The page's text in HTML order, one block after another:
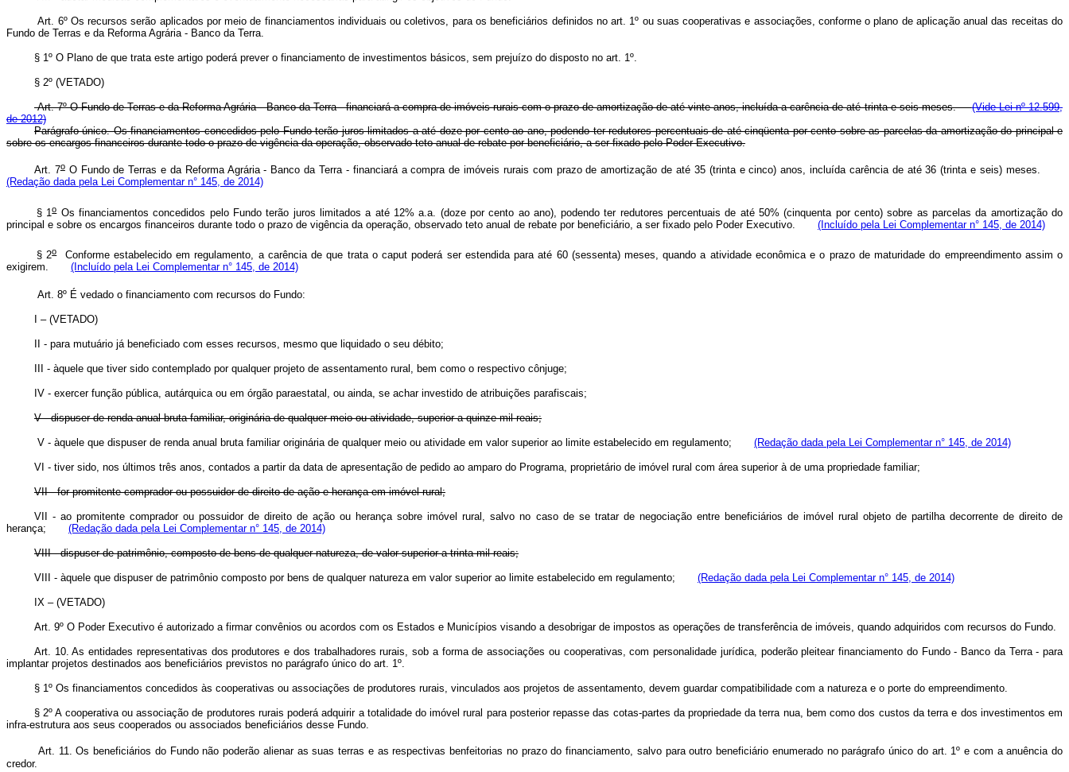
Art. 6º Os recursos serão aplicados por meio de financiamentos individuais ou coletivos, para os beneficiários definidos no art. 1º ou suas cooperativas e associações, conforme o plano de aplicação anual das receitas do
Fundo de Terras e da Reforma Agrária - Banco da Terra.
§ 1º O Plano de que trata este artigo poderá prever o financiamento de investimentos básicos, sem prejuízo do disposto no art. 1º.
§ 2º (VETADO)
Art. 7º O Fundo de Terras e da Reforma Agrária - Banco da Terra - financiará a compra de imóveis rurais com o prazo de amortização de até vinte anos, incluída a carência de até trinta e seis meses.(Vide Lei nº 12.599,
de 2012)
Parágrafo único. Os financiamentos concedidos pelo Fundo terão juros limitados a até doze por cento ao ano, podendo ter redutores percentuais de até cinqüenta por cento sobre as parcelas da amortização do principal e
sobre os encargos financeiros durante todo o prazo de vigência da operação, observado teto anual de rebate por beneficiário, a ser fixado pelo Poder Executivo.
Art. 7oO Fundo de Terras e da Reforma Agrária - Banco da Terra - financiará a compra de imóveis rurais com prazo de amortização de até 35 (trinta e cinco) anos, incluída carência de até 36 (trinta e seis) meses.
(Redação dada pela Lei Complementar n° 145, de 2014)
§ 1oOs financiamentos concedidos pelo Fundo terão juros limitados a até 12% a.a. (doze por cento ao ano), podendo ter redutores percentuais de até 50% (cinquenta por cento) sobre as parcelas da amortização do
principal e sobre os encargos financeiros durante todo o prazo de vigência da operação, observado teto anual de rebate por beneficiário, a ser fixado pelo Poder Executivo.
(Incluído pela Lei Complementar n° 145, de 2014)
§ 2oConforme estabelecido em regulamento, a carência de que trata ocaputpoderá ser estendida para até 60 (sessenta) meses, quando a atividade econômica e o prazo de maturidade do empreendimento assim o
exigirem.
(Incluído pela Lei Complementar n° 145, de 2014)
Art. 8º É vedado o financiamento com recursos do Fundo:
I – (VETADO)
II - para mutuário já beneficiado com esses recursos, mesmo que liquidado o seu débito;
III - àquele que tiver sido contemplado por qualquer projeto de assentamento rural, bem como o respectivo cônjuge;
IV - exercer função pública, autárquica ou em órgão paraestatal, ou ainda, se achar investido de atribuições parafiscais;
V - dispuser de renda anual bruta familiar, originária de qualquer meio ou atividade, superior a quinze mil reais;
V - àquele que dispuser de renda anual bruta familiar originária de qualquer meio ou atividade em valor superior ao limite estabelecido em regulamento; (Redação dada pela Lei Complementar n° 145, de 2014)
VI - tiver sido, nos últimos três anos, contados a partir da data de apresentação de pedido ao amparo do Programa, proprietário de imóvel rural com área superior à de uma propriedade familiar;
VII - for promitente comprador ou possuidor de direito de ação e herança em imóvel rural;
VII - ao promitente comprador ou possuidor de direito de ação ou herança sobre imóvel rural, salvo no caso de se tratar de negociação entre beneficiários de imóvel rural objeto de partilha decorrente de direito de
herança;
(Redação dada pela Lei Complementar n° 145, de 2014)
VIII - dispuser de patrimônio, composto de bens de qualquer natureza, de valor superior a trinta mil reais;
VIII - àquele que dispuser de patrimônio composto por bens de qualquer natureza em valor superior ao limite estabelecido em regulamento; (Redação dada pela Lei Complementar n° 145, de 2014)
IX – (VETADO)
Art. 9º O Poder Executivo é autorizado a firmar convênios ou acordos com os Estados e Municípios visando a desobrigar de impostos as operações de transferência de imóveis, quando adquiridos com recursos do Fundo.
Art. 10. As entidades representativas dos produtores e dos trabalhadores rurais, sob a forma de associações ou cooperativas, com personalidade jurídica, poderão pleitear financiamento do Fundo - Banco da Terra - para
implantar projetos destinados aos beneficiários previstos no parágrafo único do art. 1º.
§ 1º Os financiamentos concedidos às cooperativas ou associações de produtores rurais, vinculados aos projetos de assentamento, devem guardar compatibilidade com a natureza e o porte do empreendimento.
§ 2º A cooperativa ou associação de produtores rurais poderá adquirir a totalidade do imóvel rural para posterior repasse das cotas-partes da propriedade da terra nua, bem como dos custos da terra e dos investimentos em
infra-estrutura aos seus cooperados ou associados beneficiários desse Fundo.
Art. 11. Os beneficiários do Fundo não poderão alienar as suas terras e as respectivas benfeitorias no prazo do financiamento, salvo para outro beneficiário enumerado no parágrafo único do art. 1º e com a anuência do
credor.